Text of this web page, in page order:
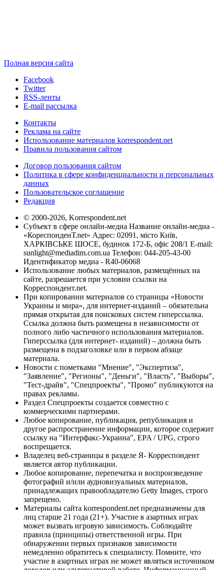
Полная версия сайта
Facebook
Twitter
RSS-ленты
E-mail рассылка
Контакты
Реклама на сайте
Использование материалов korrespondent.net
Правила пользования сайтом
Договор пользования сайтом
Политика в сфере конфиденциальности и персональных
данных
Пользовательское соглашение
Редакция
© 2000-2026, Korrespondent.net
Субъект в сфере онлайн-медиа Название онлайн-медиа -
«КореспонденТ.net» Адрес: 02091, місто Київ,
ХАРКІВСЬКЕ ШОСЕ, будинок 172-Б, офіс 208/1 E-mail:
sunlight@mediadim.com.ua Телефон: 044-205-43-00
Идентификатор медиа - R40-06068
Использование любых материалов, размещённых на
сайте, разрешается при условии ссылки на
Корреспондент.net.
При копировании материалов со страницы «Новости
Украины и мира», для интернет-изданий – обязательна
прямая открытая для поисковых систем гиперссылка.
Ссылка должна быть размещена в независимости от
полного либо частичного использования материалов.
Гиперссылка (для интернет- изданий) – должна быть
размещена в подзаголовке или в первом абзаце
материала.
Новости с пометками "Мнение", "Экспертиза",
"Заявление", "Регионы", "Деньги", "Власть", "Выборы",
"Тест-драйв", "Спецпроекты", "Промо" публикуются на
правах рекламы.
Раздел Спецпроекты создается совместно с
коммерческими партнерами.
Любое копирование, публикация, републикация и
другое распространение информации, которое содержит
ссылку на "Интерфакс-Украина", EPA / UPG, строго
воспрещается.
Владелец веб-страницы в разделе Я- Корреспондент
является автор публикации.
Любое копирование, перепечатка и воспроизведение
фотографий и/или аудиовизуальных материалов,
принадлежащих правообладателю Getty Images, строго
запрещено.
Материалы сайта korrespondent.net предназначены для
лиц старше 21 года (21+). Участие в азартных играх
может вызвать игровую зависимость. Соблюдайте
правила (принципы) ответственной игры. При
обнаружении первых признаков зависимости
немедленно обратитесь к специалисту. Помните, что
участие в азартных играх не может являться источником